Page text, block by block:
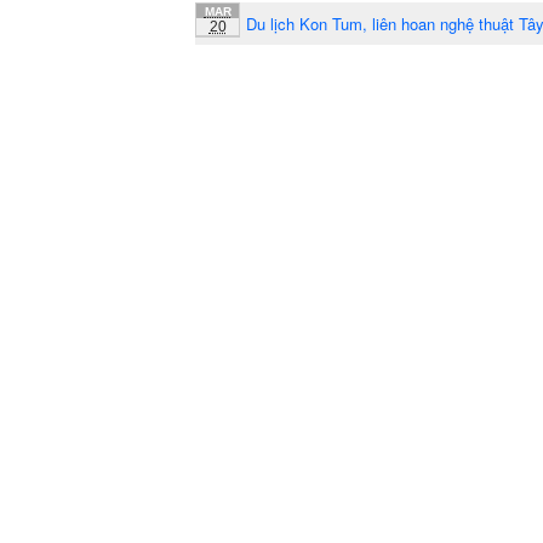
MAR
20 Du lịch Kon Tum, liên hoan nghệ thuật